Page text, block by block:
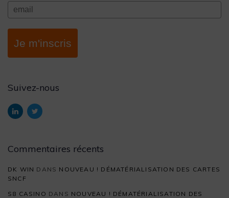
Je m'inscris
Suivez-nous
Commentaires récents
DK WIN DANS NOUVEAU ! DÉMATÉRIALISATION DES CARTES
SNCF
S8 CASINO DANS NOUVEAU ! DÉMATÉRIALISATION DES